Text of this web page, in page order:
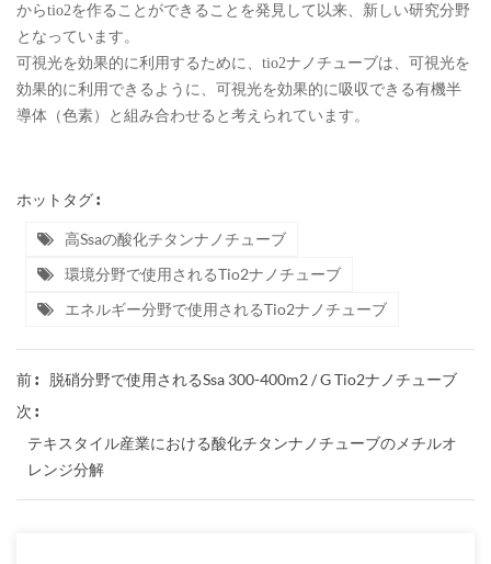
からtio2を作ることができることを発見して以来、新しい研究分野
となっています。
可視光を効果的に利用するために、tio2ナノチューブは、可視光を
効果的に利用できるように、可視光を効果的に吸収できる有機半
導体（色素）と組み合わせると考えられています。
ホットタグ :
高ssaの酸化チタンナノチューブ
環境分野で使用されるtio2ナノチューブ
エネルギー分野で使用されるtio2ナノチューブ
前 : 脱硝分野で使用されるssa 300-400m2 / G Tio2ナノチューブ
次 :
テキスタイル産業における酸化チタンナノチューブのメチルオ
レンジ分解